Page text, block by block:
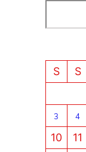
S
S
3 4
10
11